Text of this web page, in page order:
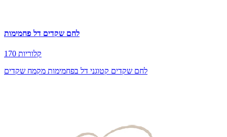
לחם שקדים דל פחמימות
170 קלוריות
לחם שקדים קטוגני דל בפחמימות מקמח שקדים